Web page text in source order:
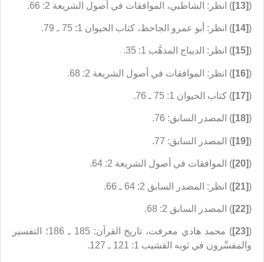
(
[13] ) انظر: الشاطبي، الموافقات في أصول الشريعة 2: 66.
(
[14] ) انظر: أبو عمرو الجاحظ، كتاب الحيوان 1: 75 ـ 79.
(
[15] ) انظر: الديباج المذهَّب 1: 35.
(
[16] ) انظر: الموافقات في أصول الشريعة 2: 68.
(
[17] ) كتاب الحيوان 1: 75 ـ 76.
(
[18] ) المصدر السابق: 76.
(
[19] ) المصدر السابق: 77.
(
[20] ) الموافقات في أصول الشريعة 2: 64.
(
[21] ) انظر: المصدر السابق 2: 64 ـ 66.
(
[22] ) المصدر السابق 2: 68.
(
[23]
) محمد هادي معرفت، تاريخ القرآن: 185 ـ 186؛ التفسير
والمفسِّرون في ثوبه القشيب 1: 121 ـ 127.